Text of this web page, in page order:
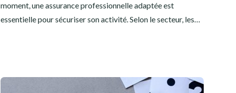
moment, une assurance professionnelle adaptée est
essentielle pour sécuriser son activité. Selon le secteur, les…